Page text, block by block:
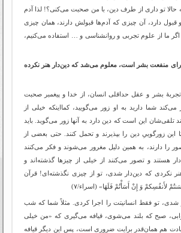
حالا تو داری از طرف دین، با من صحبت می‌کنی؟! لذا آدم
قبول دارد، آن چیزی که آدم‌ها قبولش دارند، همان چیزی
ما از علوم تجربی و روانشناسی و … استفاده می‌کنیم،
برای منفعت بشر است، معلوم می‌شد که دین‌دار هنر نکرده
بشر و عقل حداقلی انسان، از خدا و پیغمبر صحبت
شما دارید به او زور می‌گویید، کمااینکه خیلی از
تلقی‌شان این است که دین دارد به آنها زور می‌گوید. باید
این زورگوییِ دین را بپذیرند و تحمل کنند. حتی بعضی از
را دارند، به همین دلیل مغرور می‌‌شوند و فکر می‌کنند
هستند و تصور می‌کنند از خیلی از چیزها گذشته‌اند و
نکردی که دین‌‌دار شدی، تو از چیزی نگذشته‌ای! قرآن
لأَنفُسِکمْ وَ إِنْ أَسَأْتُمْ فَلَهَا» (اسراء/۷)
شدی، تو فقط انسانیتت را اجرا کردی. مثلاً شما که شب
صبح که بلند می‌شوی، قیافه می‌گیری که «من خیلی
هم همان‌قدر برایت ضروری است، پس این دیگر قیافه‌